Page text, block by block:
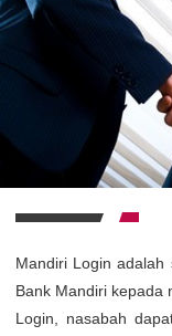
Mandiri Login
Bank Mandiri kepada
Login, nasabah